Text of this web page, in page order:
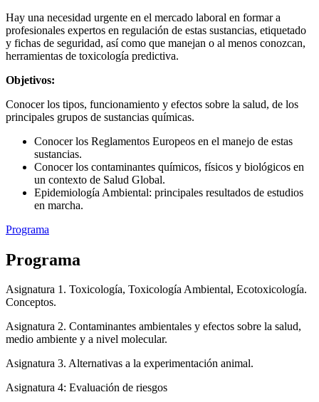
Hay una necesidad urgente en el mercado laboral en formar a
profesionales expertos en regulación de estas sustancias, etiquetado
y fichas de seguridad, así como que manejan o al menos conozcan,
herramientas de toxicología predictiva.
Objetivos:
Conocer los tipos, funcionamiento y efectos sobre la salud, de los
principales grupos de sustancias químicas.
Conocer los Reglamentos Europeos en el manejo de estas
sustancias.
Conocer los contaminantes químicos, físicos y biológicos en
un contexto de Salud Global.
Epidemiología Ambiental: principales resultados de estudios
en marcha.
Programa
Programa
Asignatura 1. Toxicología, Toxicología Ambiental, Ecotoxicología.
Conceptos.
Asignatura 2. Contaminantes ambientales y efectos sobre la salud,
medio ambiente y a nivel molecular.
Asignatura 3. Alternativas a la experimentación animal.
Asignatura 4: Evaluación de riesgos